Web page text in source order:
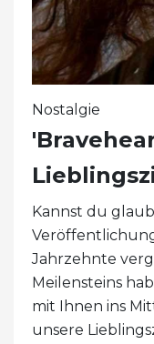
Nostalgie
Kannst du
Jahrzehnte
Meilensteins
mit Ihnen ins
unsere